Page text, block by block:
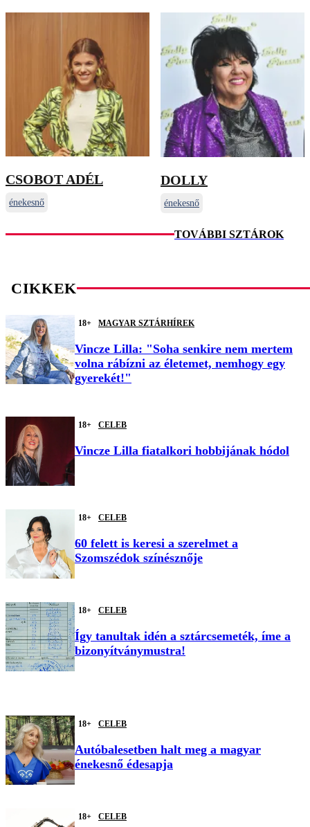
CSOBOT ADÉL
énekesnő
DOLLY
énekesnő
TOVÁBBI SZTÁROK
CIKKEK
18+ MAGYAR SZTÁRHÍREK
Vincze Lilla: "Soha senkire nem mertem
volna rábízni az életemet, nemhogy egy
gyerekét!"
18+ CELEB
Vincze Lilla fiatalkori hobbijának hódol
18+ CELEB
60 felett is keresi a szerelmet a
Szomszédok színésznője
18+ CELEB
Így tanultak idén a sztárcsemeték, íme a
bizonyítványmustra!
18+ CELEB
Autóbalesetben halt meg a magyar
énekesnő édesapja
18+ CELEB